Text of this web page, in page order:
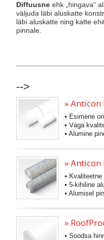
Diffuusne ehk „hingava“
väljuda läbi aluskatte
läbi aluskatte ning katte
pinnale.
-->
» Anticon
• Esimene
• Väga
• Alumine
» Anticon
•
• 5-kihiline
• Alumisel
»
• Soodsa